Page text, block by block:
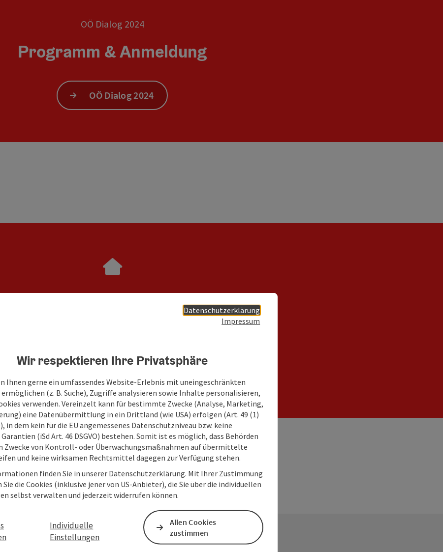
OÖ Dialog 2024
Programm & Anmeldung
OÖ Dialog 2024
Datenschutzerklärung
Impressum
Wir respektieren Ihre Privatsphäre
Ihnen gerne ein umfassendes Website-Erlebnis mit uneingeschränkten
(z. B. Suche), Zugriffe analysieren sowie Inhalte personalisieren,
verwenden. Vereinzelt kann für bestimmte Zwecke (Analyse, Marketing,
eine Datenübermittlung in ein Drittland (wie USA) erfolgen (Art. 49 (1)
in dem kein für die EU angemessenes Datenschutzniveau bzw. keine
(iSd Art. 46 DSGVO) bestehen. Somit ist es möglich, dass Behörden
Zwecke von Kontroll- oder Überwachungsmaßnahmen auf übermittelte
und keine wirksamen Rechtsmittel dagegen zur Verfügung stehen.
finden Sie in unserer Datenschutzerklärung. Mit Ihrer Zustimmung
die Cookies (inklusive jener von US-Anbieter), die Sie über die individuellen
selbst verwalten und jederzeit widerrufen können.
Individuelle
Einstellungen
Allen Cookies
zustimmen